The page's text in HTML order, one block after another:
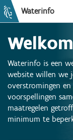
Waterinfo
Waterinfo is een
website willen we
overstromingen
voorspellingen
maatregelen
minimum te